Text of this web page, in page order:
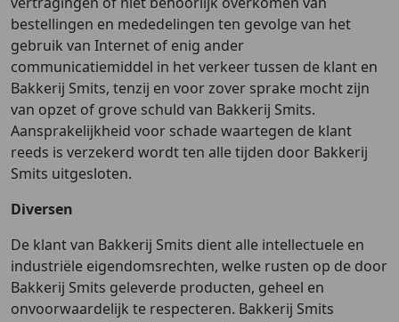
bestellingen en mededelingen ten gevolge van het
gebruik van Internet of enig ander
communicatiemiddel in het verkeer tussen de klant en
Bakkerij Smits, tenzij en voor zover sprake mocht zijn
van opzet of grove schuld van Bakkerij Smits.
Aansprakelijkheid voor schade waartegen de klant
reeds is verzekerd wordt ten alle tijden door Bakkerij
Smits uitgesloten.
Diversen
De klant van Bakkerij Smits dient alle intellectuele en
industriële eigendomsrechten, welke rusten op de door
Bakkerij Smits geleverde producten, geheel en
onvoorwaardelijk te respecteren. Bakkerij Smits